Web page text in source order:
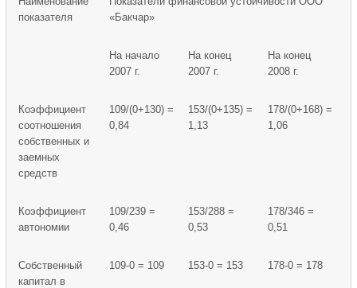
показателя
«Бакчар»
На начало
2007 г.
На конец
2007 г.
На конец
2008 г.
Коэффициент
соотношения
собственных и
заемных
средств
109/(0+130) =
0,84
153/(0+135) =
1,13
178/(0+168) =
1,06
Коэффициент
автономии
109/239 =
0,46
153/288 =
0,53
178/346 =
0,51
Собственный
капитал в
109-0 = 109 153-0 = 153 178-0 = 178